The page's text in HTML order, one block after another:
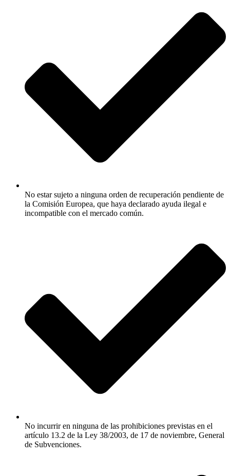
No estar sujeto a ninguna orden de recuperación pendiente de
la Comisión Europea, que haya declarado ayuda ilegal e
incompatible con el mercado común.
No incurrir en ninguna de las prohibiciones previstas en el
artículo 13.2 de la Ley 38/2003, de 17 de noviembre, General
de Subvenciones.